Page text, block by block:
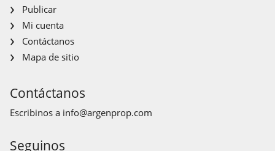
Publicar
Mi cuenta
Contáctanos
Mapa de sitio
Contáctanos
Escribinos a info@argenprop.com
Seguinos